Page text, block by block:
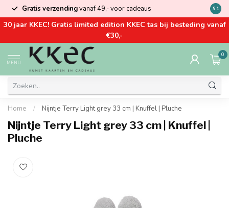
Gratis verzendingvanaf 49,- voor cadeaus Kom
9.1
30 jaar KKEC! Gratis limited edition KKEC tas bij besteding vanaf
€30,-
MENU
0
Home / Nijntje Terry Light grey 33 cm | Knuffel | Pluche
Nijntje Terry Light grey 33 cm | Knuffel |
Pluche